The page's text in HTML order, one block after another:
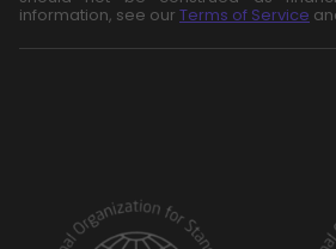
information, see our Terms of Service